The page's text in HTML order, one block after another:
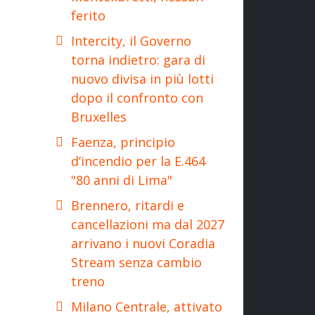
ferito
Intercity, il Governo
torna indietro: gara di
nuovo divisa in più lotti
dopo il confronto con
Bruxelles
Faenza, principio
d’incendio per la E.464
"80 anni di Lima"
Brennero, ritardi e
cancellazioni ma dal 2027
arrivano i nuovi Coradia
Stream senza cambio
treno
Milano Centrale, attivato